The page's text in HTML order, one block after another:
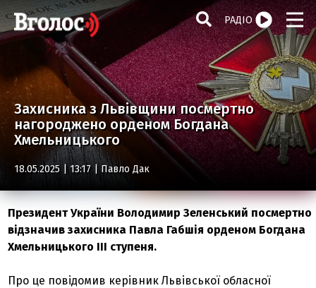
РАДІО
Захисника з Львівщини посмертно
нагороджено орденом Богдана
Хмельницького
18.05.2025 | 13:17 |Павло Дак
Президент України Володимир Зеленський посмертно
відзначив захисника Павла Габшія орденом Богдана
Хмельницького ІІІ ступеня.
Про це повідомив керівник Львівської обласної